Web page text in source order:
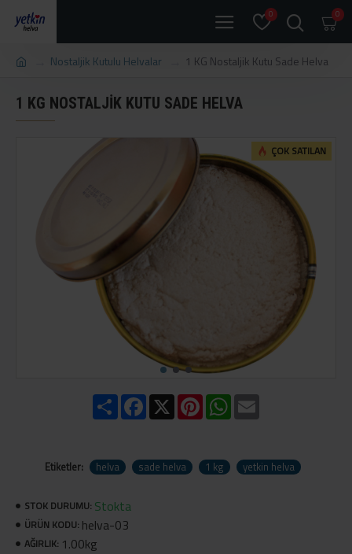
0 0
Nostaljik Kutulu Helvalar 1 KG Nostaljik Kutu Sade Helva
1 KG NOSTALJIK KUTU SADE HELVA
ÇOK SATILAN
ShareFacebook
X PinterestWhatsApp
Email
Etiketler: helva sade helva 1 kg yetkin helva
STOK DURUMU: Stokta
ÜRÜN KODU: helva-03
AĞIRLIK: 1.00kg